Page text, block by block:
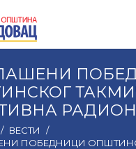
/ ВЕСТИ
/
ПОБЕДНИЦИ